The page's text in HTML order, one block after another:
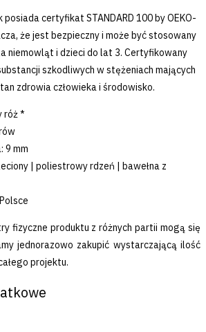
posiada certyfikat STANDARD 100 by OEKO-
że jest bezpieczny i może być stosowany
niemowląt i dzieci do lat 3. Certyfikowany
szkodliwych w stężeniach mających
zdrowia człowieka i środowisko.
róż *
9 mm
| poliestrowy rdzeń | bawełna z
fizyczne produktu z różnych partii mogą się
jednorazowo zakupić wystarczającą ilość
projektu.